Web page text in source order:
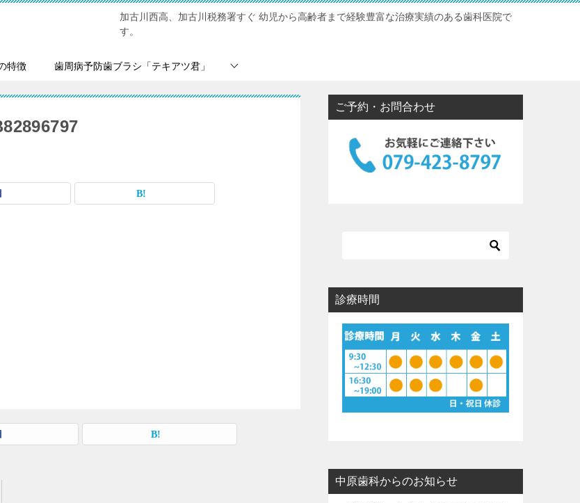
加古川西高、加古川税務署すぐ 幼児から高齢者まで経験豊富な治療実績のある歯科医院で
す。
特徴 歯周病予防歯ブラシ「テキアツ君」
ご予約・お問合わせ
診療時間
中原歯科からのお知らせ